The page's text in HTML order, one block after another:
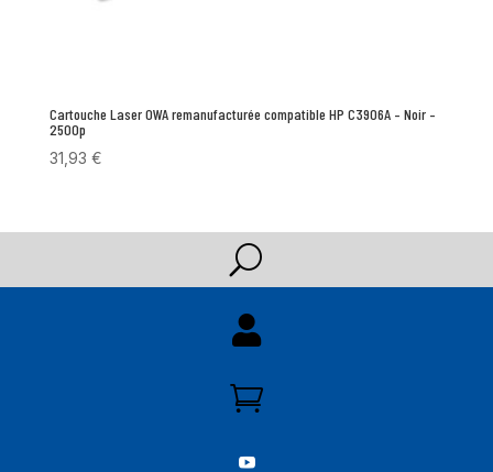
Cartouche Laser OWA remanufacturée compatible HP C3906A – Noir –
2500p
31,93 €
U


